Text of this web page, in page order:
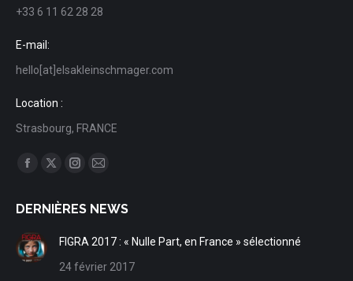
+33 6 11 62 28 28
E-mail:
hello[at]elsakleinschmager.com
Location :
Strasbourg, FRANCE
Trouvez nous sur :
Facebook
opens
in
new
window
X
opens
window
Instagram
opens
window
Mail
opens
window
DERNIÈRES NEWS
FIGRA 2017 : « Nulle Part, en France » sélectionné
24 février 2017